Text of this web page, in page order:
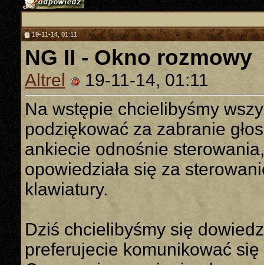
19-11-14, 01:11
NG II - Okno rozmowy
Altrel
19-11-14, 01:11
Na wstępie chcielibyśmy
podziękować za zabranie
ankiecie odnośnie
opowiedziała się za
klawiatury.
Dziś chcielibyśmy się
preferujecie komunikować się